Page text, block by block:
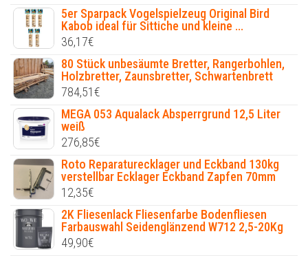
5er Sparpack Vogelspielzeug Original Bird
Kabob ideal für Sittiche und kleine ...
36,17€
80 Stück unbesäumte Bretter, Rangerbohlen,
Holzbretter, Zaunsbretter, Schwartenbrett
784,51€
MEGA 053 Aqualack Absperrgrund 12,5 Liter
weiß
276,85€
Roto Reparaturecklager und Eckband 130kg
verstellbar Ecklager Eckband Zapfen 70mm
12,35€
2K Fliesenlack Fliesenfarbe Bodenfliesen
Farbauswahl Seidenglänzend W712 2,5-20Kg
49,90€